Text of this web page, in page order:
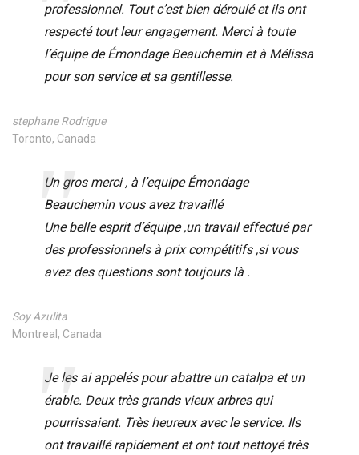
professionnel. Tout c’est bien déroulé et ils ont
respecté tout leur engagement. Merci à toute
l’équipe de Émondage Beauchemin et à Mélissa
pour son service et sa gentillesse.
stephane Rodrigue
Toronto, Canada
Un gros merci , à l’equipe Émondage
Beauchemin vous avez travaillé
Une belle esprit d’équipe ,un travail effectué par
des professionnels à prix compétitifs ,si vous
avez des questions sont toujours là .
Soy Azulita
Montreal, Canada
Je les ai appelés pour abattre un catalpa et un
érable. Deux très grands vieux arbres qui
pourrissaient. Très heureux avec le service. Ils
ont travaillé rapidement et ont tout nettoyé très